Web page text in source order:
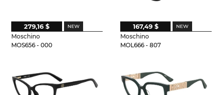
Moschino
MOS656 - 000
279,16 $
Moschino
MOL666 - 807
167,49 $